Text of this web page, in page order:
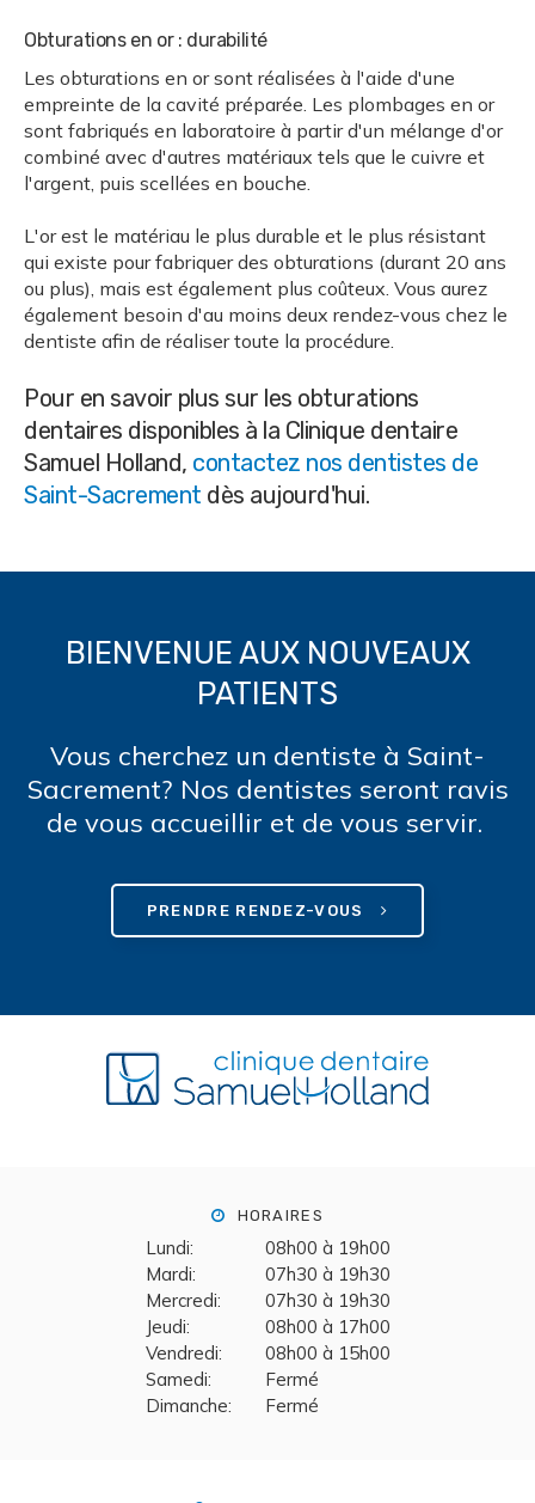
Obturations en or : durabilité
Les obturations en or sont réalisées à l'aide d'une
empreinte de la cavité préparée. Les plombages en or
sont fabriqués en laboratoire à partir d'un mélange d'or
combiné avec d'autres matériaux tels que le cuivre et
l'argent, puis scellées en bouche.
L'or est le matériau le plus durable et le plus résistant
qui existe pour fabriquer des obturations (durant 20 ans
ou plus), mais est également plus coûteux. Vous aurez
également besoin d'au moins deux rendez-vous chez le
dentiste afin de réaliser toute la procédure.
Pour en savoir plus sur les obturations
dentaires disponibles à la Clinique dentaire
Samuel Holland, contactez nos dentistes de
Saint-Sacrement dès aujourd'hui.
BIENVENUE AUX NOUVEAUX
PATIENTS
Vous cherchez un dentiste à Saint-
Sacrement? Nos dentistes seront ravis
de vous accueillir et de vous servir.
PRENDRE RENDEZ-VOUS
HORAIRES
Lundi:
08h00 à 19h00
Mardi:
07h30 à 19h30
Mercredi:
07h30 à 19h30
Jeudi:
08h00 à 17h00
Vendredi:
08h00 à 15h00
Samedi:
Fermé
Dimanche:
Fermé